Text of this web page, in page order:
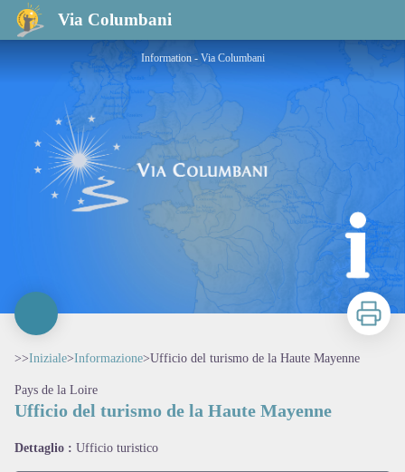
Via Columbani
Ufficio del turismo de la Haute Mayenne
Information - Via Columbani
Stampa
>>Iniziale>Informazione>Ufficio del turismo de la Haute Mayenne
Pays de la Loire
Ufficio del turismo de la Haute Mayenne
Dettaglio : Ufficio turistico